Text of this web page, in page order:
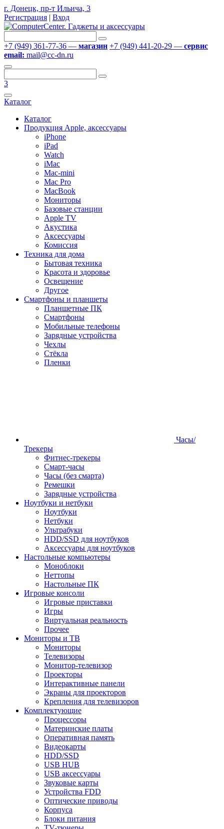
г. Донецк, пр-т Ильича, 3
Регистрация | Вход
+7 (949) 361-77-36 — магазин +7 (949) 441-20-29 — сервис
email: mail@cc-dn.ru
3
Каталог
Каталог
Продукция Apple, аксессуары
iPhone
iPad
Watch
iMac
Mac-mini
Mac Pro
MacBook
Мониторы
Базовые станции
Apple TV
Акустика
Аксессуары
Комиссия
Техника для дома
Бытовая техника
Красота и здоровье
Освещение
Другое
Смартфоны и планшеты
Планшетные ПК
Смартфоны
Мобильные телефоны
Зарядные устройства
Чехлы
Стёкла
Пленки
Часы/
Трекеры
Фитнес-трекеры
Смарт-часы
Часы (без смарта)
Ремешки
Зарядные устройства
Ноутбуки и нетбуки
Ноутбуки
Нетбуки
Ультрабуки
HDD/SSD для ноутбуков
Аксессуары для ноутбуков
Настольные компьютеры
Моноблоки
Неттопы
Настольные ПК
Игровые консоли
Игровые приставки
Игры
Виртуальная реальность
Прочее
Мониторы и ТВ
Мониторы
Телевизоры
Монитор-телевизор
Проекторы
Интерактивные панели
Экраны для проекторов
Крепления для телевизоров
Комплектующие
Процессоры
Материнские платы
Оперативная память
Видеокарты
HDD/SSD
USB HUB
USB аксессуары
Звуковые карты
Устройства FDD
Оптические приводы
Корпуса
Блоки питания